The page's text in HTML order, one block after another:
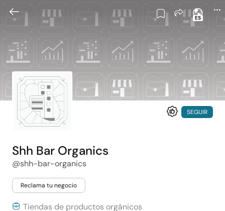
ES
SEGUIR
Shh Bar Organics
@shh-bar-organics
Reclama tu negocio
Tiendas de productos orgánicos